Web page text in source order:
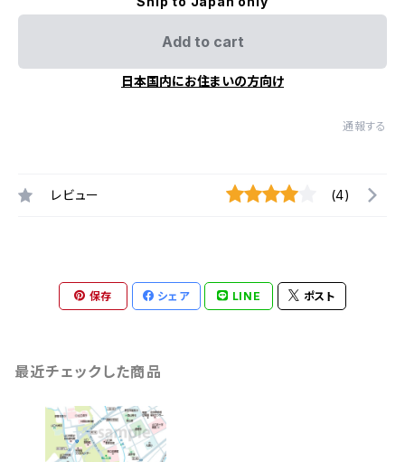
Add to cart
日本国内にお住まいの方向け
通報する
レビュー (4)
保存 シェア LINE ポスト
最近チェックした商品